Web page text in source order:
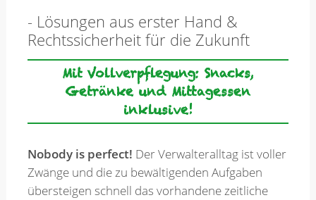
Unternehmen
Kontakt
Merkzettel
- Lösungen aus erster Hand &
Rechtssicherheit für die Zukunft
Mit Vollverpflegung: Snacks,
Getränke und Mittagessen
inklusive!
Nobody is perfect! Der Verwalteralltag ist voller
Zwänge und die zu bewältigenden Aufgaben
übersteigen schnell das vorhandene zeitliche